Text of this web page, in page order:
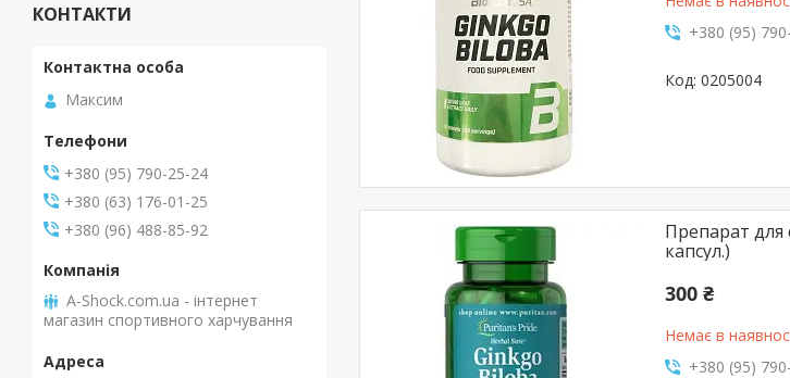
+380 (95)
0205004
Препарат для
капсул.)
300 ₴
Немає в
+380 (95)
КОНТАКТИ
Максим
+380 (95) 790-25-24
+380 (63) 176-01-25
+380 (96) 488-85-92
A-Shock.com.ua - інтернет
магазин спортивного харчування